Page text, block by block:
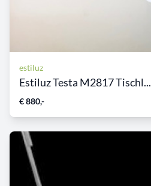
estiluz
Estiluz Testa M2817 Tischl...
€ 880,-